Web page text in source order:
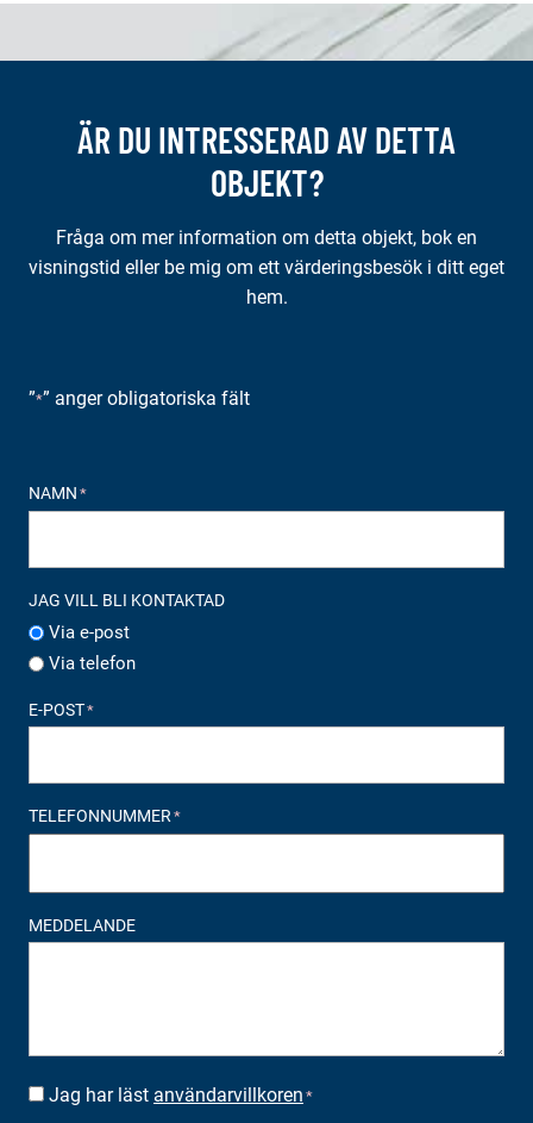
ÄR DU INTRESSERAD AV DETTA
OBJEKT?
Fråga om mer information om detta objekt, bok en
visningstid eller be mig om ett värderingsbesök i ditt eget
hem.
”*” anger obligatoriska fält
NAMN *
JAG VILL BLI KONTAKTAD
Via e-post
Via telefon
E-POST*
TELEFONNUMMER*
MEDDELANDE
SUOSTUMUS *
Jag har läst användarvillkoren *